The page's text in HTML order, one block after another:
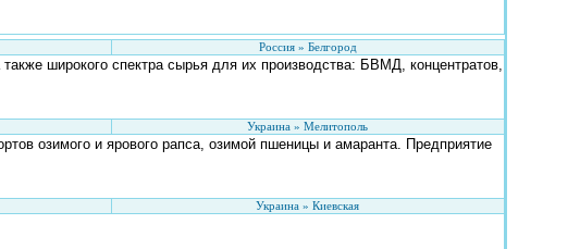
Россия » Белгород
широкого спектра сырья для их производства: БВМД, концентратов,
Украина » Мелитополь
озимого и ярового рапса, озимой пшеницы и амаранта. Предприятие
Украина » Киевская